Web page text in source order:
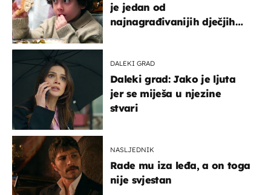
je jedan od
najnagrađivanijih dječjih
DALEKI GRAD
Daleki grad: Jako je ljuta
jer se miješa u njezine
stvari
NASLJEDNIK
Rade mu iza leđa, a on toga
nije svjestan